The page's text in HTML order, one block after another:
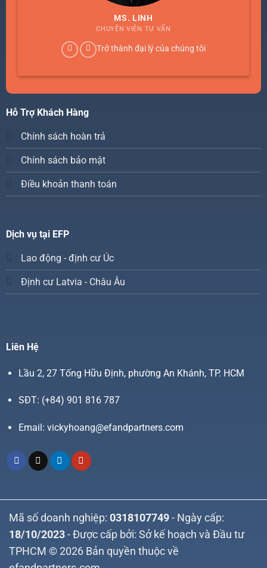
MS. LINH
CHUYÊN VIÊN TƯ VẤN
Trở thành đại lý của chúng tôi
Hỗ Trợ Khách Hàng
Chính sách hoàn trả
Chính sách bảo mật
Điều khoản thanh toán
Dịch vụ tại EFP
Lao động - định cư Úc
Định cư Latvia - Châu Âu
Liên Hệ
Lầu 2, 27 Tống Hữu Định, phường An Khánh, TP. HCM
SĐT: (+84) 901 816 787
Email: vickyhoang@efandpartners.com
Mã số doanh nghiệp: 0318107749 - Ngày cấp:
18/10/2023 - Được cấp bởi: Sở kế hoạch và Đầu tư
TPHCM © 2026 Bản quyền thuộc về